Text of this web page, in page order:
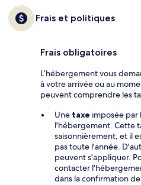
Frais et politiques
Frais obligatoires
L’hébergement vous
à votre arrivée ou au
peuvent comprendre les
Une taxe imposée par
l'hébergement. Cette
saisonnièrement, et il
pas toute l'année.
peuvent s'appliquer.
contacter
dans la confirmation